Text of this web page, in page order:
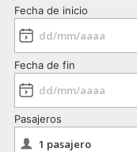
Fecha de inicio
Fecha de fin
Pasajeros